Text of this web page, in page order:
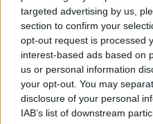
targeted advertising by us,
section to confirm your
opt-out request is processed
interest-based ads based on
us or personal information
your opt-out. You may
disclosure of your personal
IAB’s list of downstream
PNȚMM
REPER
SENS
SOS (Șoșoacă)
POT (Gavrilă)
PACE (Peia)